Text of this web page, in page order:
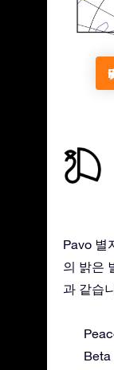
Pavo 별
의 밝은
과 같습
Beta